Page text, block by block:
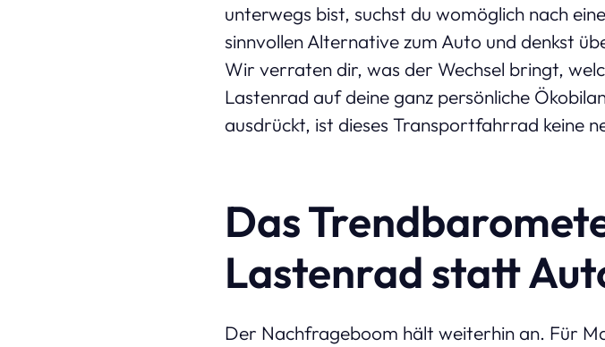
unterwegs bist, suchst du womöglich nach
sinnvollen Alternative zum Auto und denkst
Wir verraten dir, was der Wechsel bringt,
Lastenrad auf deine ganz persönliche
ausdrückt, ist dieses Transportfahrrad keine
Das
Lastenrad statt
Der Nachfrageboom hält weiterhin an. Für